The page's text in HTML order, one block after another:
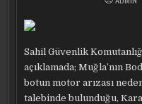
Sahil Güvenlik
açıklamada; Muğla’nın
botun motor arızası
talebinde bulunduğu,